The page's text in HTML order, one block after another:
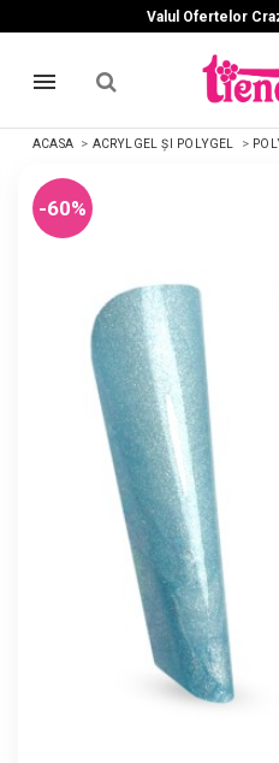
Valul Ofertelor
ACASA ACRYLGEL ȘI POLYGEL
-60%